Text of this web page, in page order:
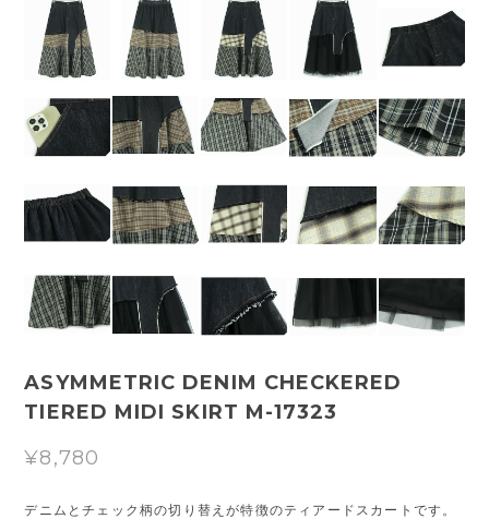
ASYMMETRIC DENIM CHECKERED
TIERED MIDI SKIRT M-17323
¥8,780
デニムとチェック柄の切り替えが特徴のティアードスカートです。